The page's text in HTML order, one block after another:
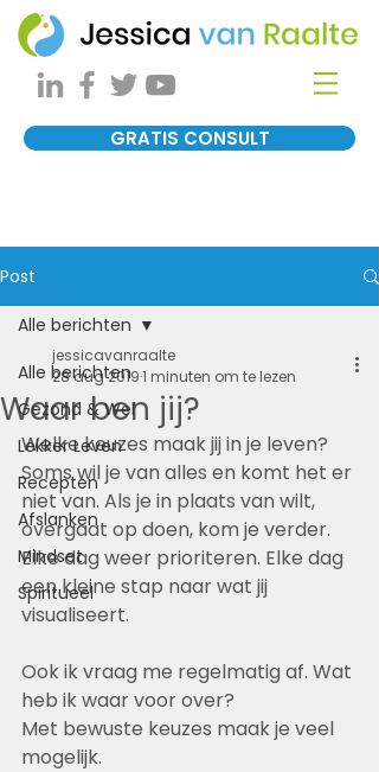
GRATIS CONSULT
Post
Alle berichten
Gezond & Wel
Lekker Leven
Recepten
Afslanken
Mindset
Spiritueel
Alle berichten
Waar ben jij?
jessicavanraalte
28 aug 20191 minuten om te lezen
Welke keuzes maak jij in je leven?
Soms wil je van alles en komt het er
niet van. Als je in plaats van wilt,
overgaat op doen, kom je verder.
Elke dag weer prioriteren. Elke dag
een kleine stap naar wat jij
visualiseert.
Ook ik vraag me regelmatig af. Wat
heb ik waar voor over?
Met bewuste keuzes maak je veel
mogelijk.